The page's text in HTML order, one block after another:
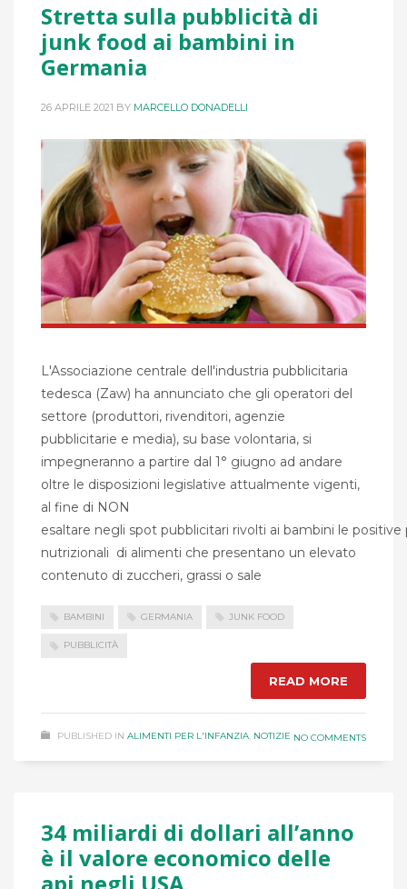
Stretta sulla pubblicità di
junk food ai bambini in
Germania
26 APRILE 2021 BY MARCELLO DONADELLI
L'Associazione centrale dell'industria pubblicitaria
tedesca (Zaw) ha annunciato che gli operatori del
settore (produttori, rivenditori, agenzie
pubblicitarie e media), su base volontaria, si
impegneranno a partire dal 1° giugno ad andare
oltre le disposizioni legislative attualmente vigenti,
al fine di NON
esaltare negli spot pubblicitari rivolti ai bambini le
nutrizionali di alimenti che presentano un elevato
contenuto di zuccheri, grassi o sale
BAMBINI GERMANIA JUNK FOOD
PUBBLICITÀ
READ MORE
PUBLISHED IN ALIMENTI PER L'INFANZIA NOTIZIE NO COMMENTS
34 miliardi di dollari all’anno
è il valore economico delle
api negli USA